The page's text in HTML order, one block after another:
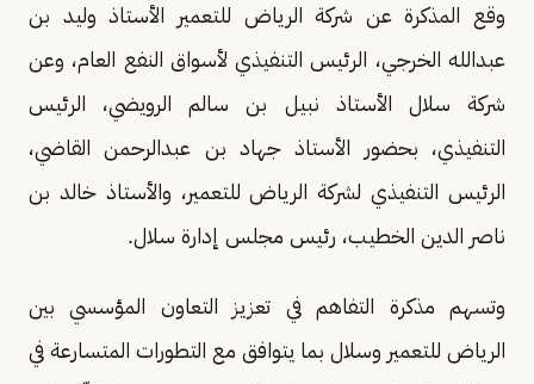
وقع المذكرة عن شركة الرياض للتعمير الأستاذ وليد بن
عبدالله الخرجي، الرئيس التنفيذي لأسواق النفع العام، وعن
شركة سلال الأستاذ نبيل بن سالم الرويضي، الرئيس
التنفيذي، بحضور الأستاذ جهاد بن عبدالرحمن القاضي،
الرئيس التنفيذي لشركة الرياض للتعمير، والأستاذ خالد بن
ناصر الدين الخطيب، رئيس مجلس إدارة سلال.
وتسهم مذكرة التفاهم في تعزيز التعاون المؤسسي بين
الرياض للتعمير وسلال بما يتوافق مع التطورات المتسارعة في